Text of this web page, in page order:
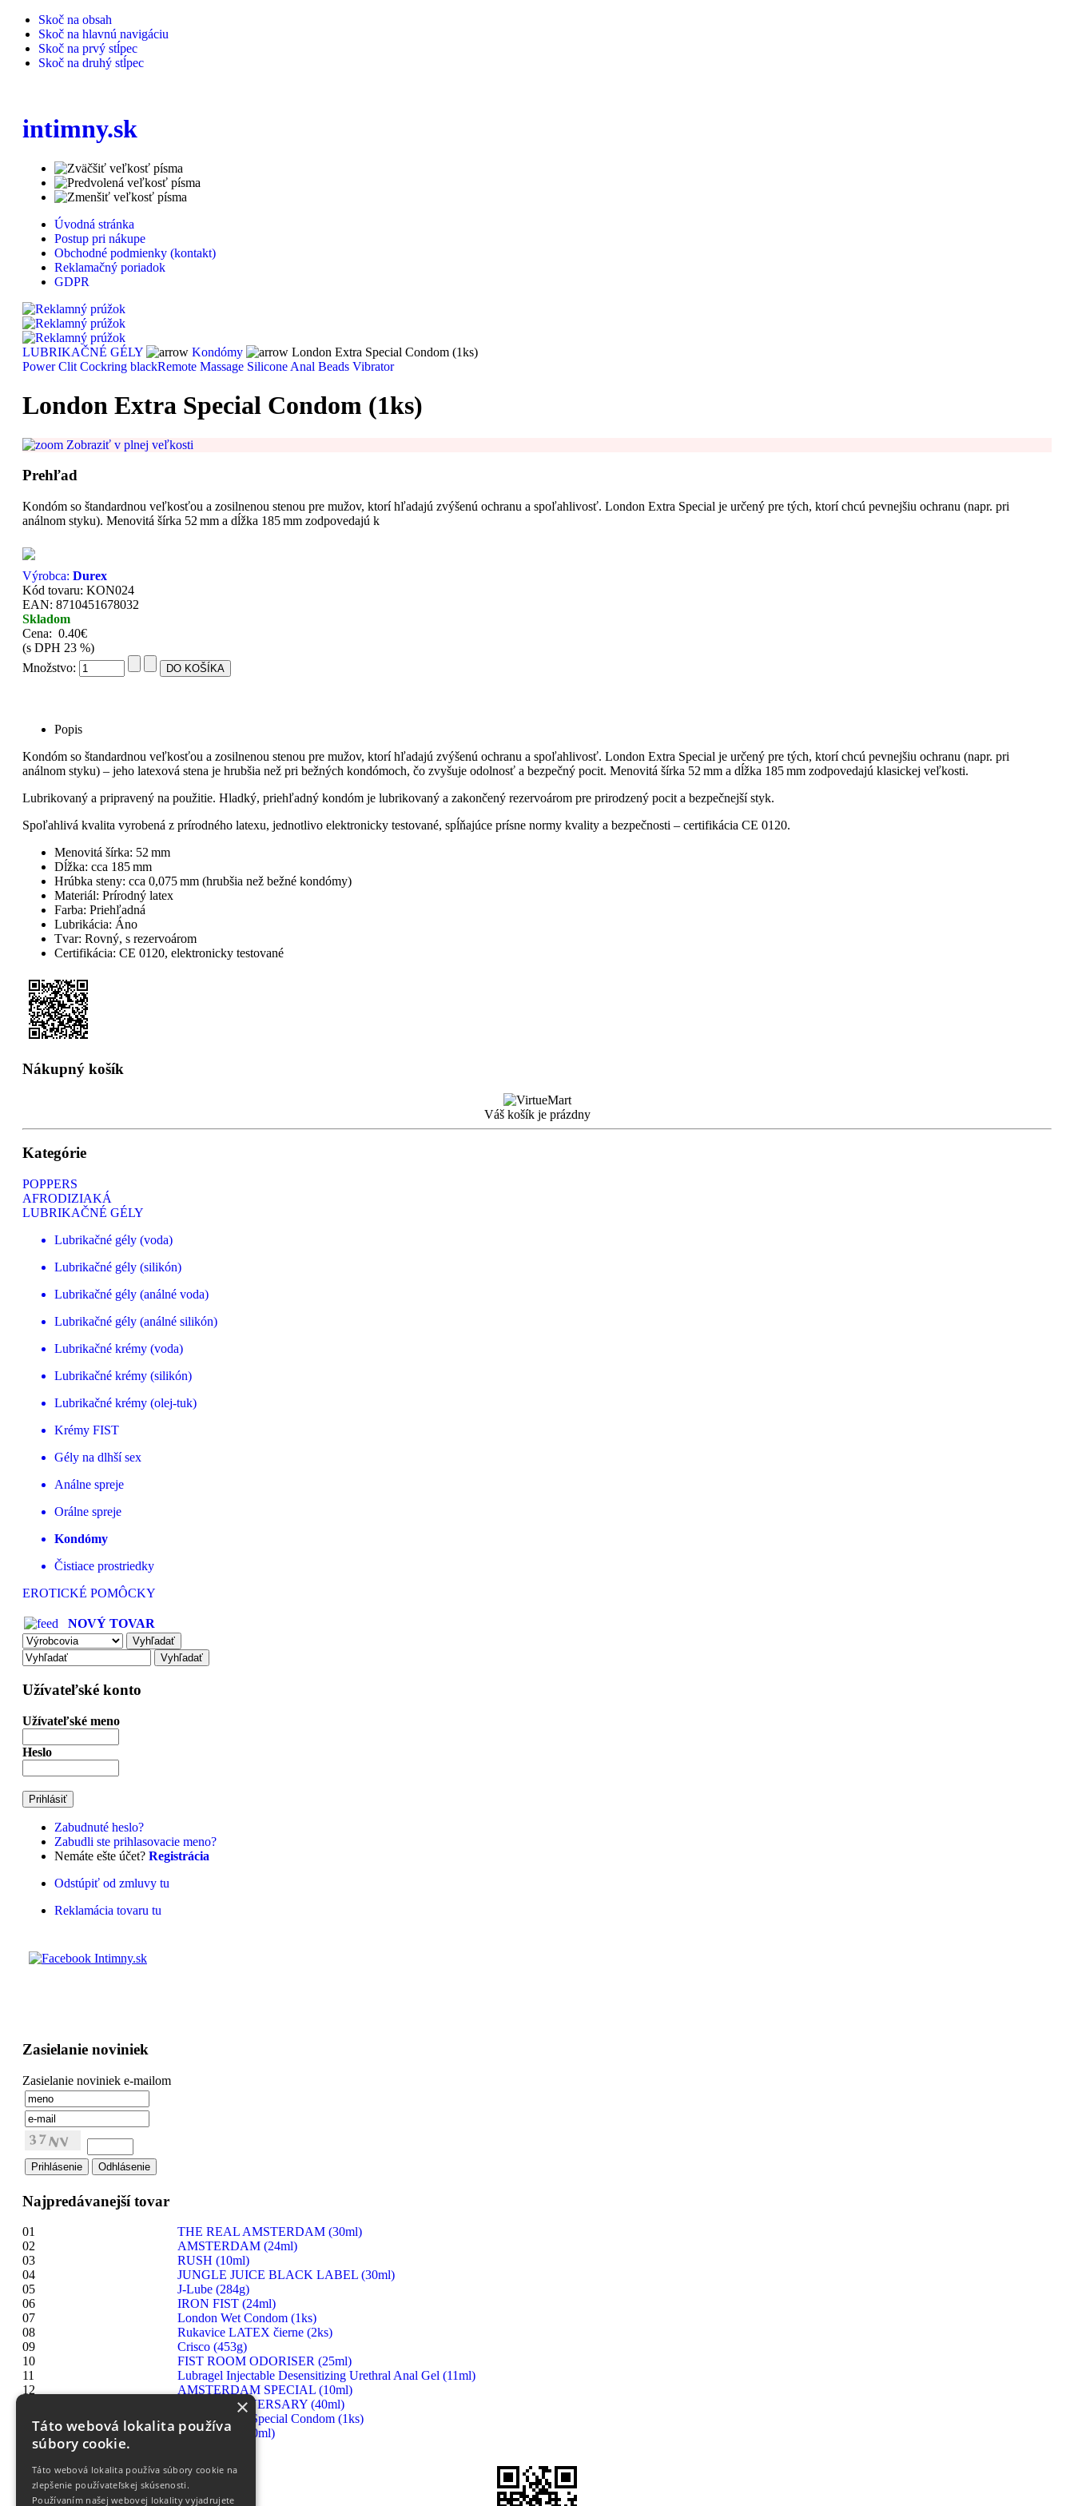
Skoč na obsah
Skoč na hlavnú navigáciu
Skoč na prvý stĺpec
Skoč na druhý stĺpec
intimny.sk
Úvodná stránka
Postup pri nákupe
Obchodné podmienky (kontakt)
Reklamačný poriadok
GDPR
LUBRIKAČNÉ GÉLY Kondómy
London Extra Special Condom (1ks)
Power Clit Cockring blackRemote Massage Silicone Anal Beads Vibrator
London Extra Special Condom (1ks)
Zobraziť v plnej veľkosti
Prehľad
Kondóm so štandardnou veľkosťou a zosilnenou stenou pre mužov, ktorí hľadajú zvýšenú ochranu a spoľahlivosť. London Extra Special je určený pre tých, ktorí chcú pevnejšiu ochranu (napr. pri
análnom styku). Menovitá šírka 52 mm a dĺžka 185 mm zodpovedajú k
Výrobca: Durex
Kód tovaru: KON024
EAN: 8710451678032
Skladom
Cena: 0.40€
(s DPH 23 %)
Množstvo:
Popis
Kondóm so štandardnou veľkosťou a zosilnenou stenou pre mužov, ktorí hľadajú zvýšenú ochranu a spoľahlivosť. London Extra Special je určený pre tých, ktorí chcú pevnejšiu ochranu (napr. pri
análnom styku) – jeho latexová stena je hrubšia než pri bežných kondómoch, čo zvyšuje odolnosť a bezpečný pocit. Menovitá šírka 52 mm a dĺžka 185 mm zodpovedajú klasickej veľkosti.
Lubrikovaný a pripravený na použitie. Hladký, priehľadný kondóm je lubrikovaný a zakončený rezervoárom pre prirodzený pocit a bezpečnejší styk.
Spoľahlivá kvalita vyrobená z prírodného latexu, jednotlivo elektronicky testované, spĺňajúce prísne normy kvality a bezpečnosti – certifikácia CE 0120.
Menovitá šírka: 52 mm
Dĺžka: cca 185 mm
Hrúbka steny: cca 0,075 mm (hrubšia než bežné kondómy)
Materiál: Prírodný latex
Farba: Priehľadná
Lubrikácia: Áno
Tvar: Rovný, s rezervoárom
Certifikácia: CE 0120, elektronicky testované
Nákupný košík
Váš košík je prázdny
Kategórie
POPPERS
AFRODIZIAKÁ
LUBRIKAČNÉ GÉLY
Lubrikačné gély (voda)
Lubrikačné gély (silikón)
Lubrikačné gély (análné voda)
Lubrikačné gély (análné silikón)
Lubrikačné krémy (voda)
Lubrikačné krémy (silikón)
Lubrikačné krémy (olej-tuk)
Krémy FIST
Gély na dlhší sex
Análne spreje
Orálne spreje
Kondómy
Čistiace prostriedky
EROTICKÉ POMÔCKY
NOVÝ TOVAR
Užívateľské konto
Užívateľské meno
Heslo
Zabudnuté heslo?
Zabudli ste prihlasovacie meno?
Nemáte ešte účet? Registrácia
Odstúpiť od zmluvy tu
Reklamácia tovaru tu
Zasielanie noviniek
Zasielanie noviniek e-mailom
Najpredávanejší tovar
01
THE REAL AMSTERDAM (30ml)
02
AMSTERDAM (24ml)
03
RUSH (10ml)
04
JUNGLE JUICE BLACK LABEL (30ml)
05
J-Lube (284g)
06
IRON FIST (24ml)
07
London Wet Condom (1ks)
08
Rukavice LATEX čierne (2ks)
09
Crisco (453g)
10
FIST ROOM ODORISER (25ml)
11
Lubragel Injectable Desensitizing Urethral Anal Gel (11ml)
12
AMSTERDAM SPECIAL (10ml)
RUSH ANNIVERSARY (40ml)
14
London Extra Special Condom (1ks)
15
HIGHRISE (30ml)
×
Táto webová lokalita používa
súbory cookie.
Táto webová lokalita používa súbory cookie na
zlepšenie používateľskej skúsenosti.
Používaním našej webovej lokality vyjadrujete